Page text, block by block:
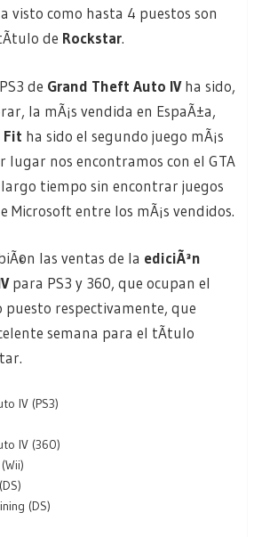
visto como hasta 4 puestos son
de Rockstar.
de Grand Theft Auto IVha sido,
la mÃ¡s vendida en EspaÃ±a,
Fit ha sido el segundo juego mÃ¡s
lugar nos encontramos con el GTA
tiempo sin encontrar juegos
Microsoft entre los mÃ¡s vendidos.
las ventas de la ediciÃ³n
para PS3 y 360, que ocupan el
puesto respectivamente, que
semana para el tÃ­tulo
IV (PS3)
IV (360)
(DS)